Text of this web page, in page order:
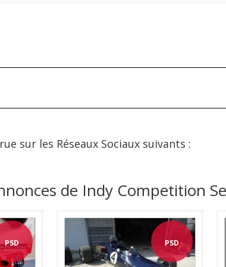
sur les Réseaux Sociaux suivants :
de Indy Competition
PSD PSD